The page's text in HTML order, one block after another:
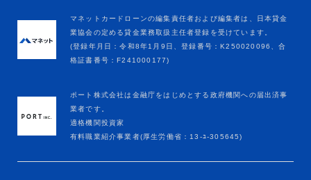
マネットカードローンの編集責任者および編集者は、日本貸金
業協会の定める貸金業務取扱主任者登録を受けています。
(登録年月日：令和8年1月9日、登録番号：K250020096、合
格証書番号：F241000177)
ポート株式会社は金融庁をはじめとする政府機関への届出済事
業者です。
適格機関投資家
有料職業紹介事業者(厚生労働省：13-ﾕ-305645)